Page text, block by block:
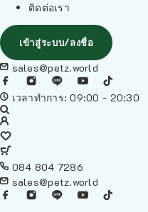
ติดต่อเรา
เข้าสู่ระบบ/ลงชื่อ
sales@petz.world
เวลาทำการ: 09:00 - 20:30
084 804 7286
sales@petz.world